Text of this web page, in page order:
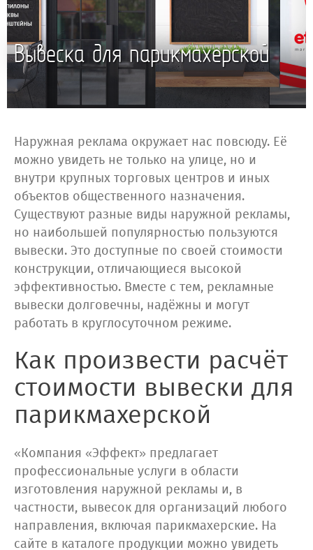
Вывеска для парикмахерской
Наружная реклама окружает нас повсюду. Её
можно увидеть не только на улице, но и
внутри крупных торговых центров и иных
объектов общественного назначения.
Существуют разные виды наружной рекламы,
но наибольшей популярностью пользуются
вывески. Это доступные по своей стоимости
конструкции, отличающиеся высокой
эффективностью. Вместе с тем, рекламные
вывески долговечны, надёжны и могут
работать в круглосуточном режиме.
Как произвести расчёт
стоимости вывески для
парикмахерской
«Компания «Эффект» предлагает
профессиональные услуги в области
изготовления наружной рекламы и, в
частности, вывесок для организаций любого
направления, включая парикмахерские. На
сайте в каталоге продукции можно увидеть